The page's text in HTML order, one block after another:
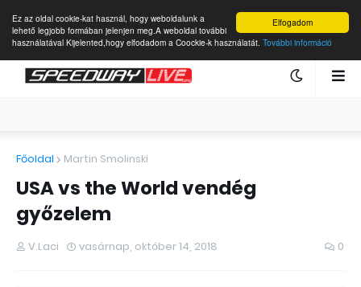
Elfogadom
Ez az oldal cookie-kat használ, hogy weboldalunk a
lehető legjobb formában jelenjen meg.A weboldal további
használatával Kijelented,hogy elfodadom a Coockie-k használatát. További információ
Főoldal Martin Smolinski
USA vs the World vendég
győzelem
V.Laci vasárnap, október 14, 2018 0